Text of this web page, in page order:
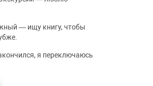
— ищу книгу, чтобы
я переключаюсь